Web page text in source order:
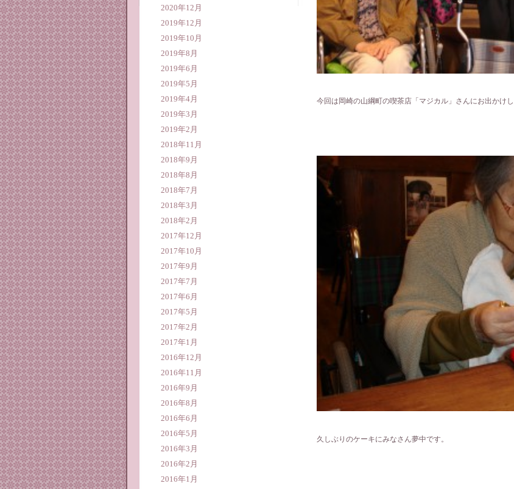
今回は岡崎の山綱町の喫茶店「マジカル」さんにお出かけし
久しぶりのケーキにみなさん夢中です。
2020年12月
2019年12月
2019年10月
2019年8月
2019年6月
2019年5月
2019年4月
2019年3月
2019年2月
2018年11月
2018年9月
2018年8月
2018年7月
2018年3月
2018年2月
2017年12月
2017年10月
2017年9月
2017年7月
2017年6月
2017年5月
2017年2月
2017年1月
2016年12月
2016年11月
2016年9月
2016年8月
2016年6月
2016年5月
2016年3月
2016年2月
2016年1月